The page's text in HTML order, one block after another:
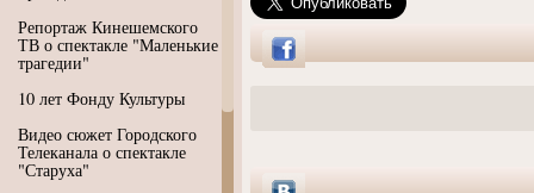
Репортаж Кинешемского
ТВ о спектакле "Маленькие
трагедии"
10 лет Фонду Культуры
Видео сюжет Городского
Телеканала о спектакле
"Старуха"